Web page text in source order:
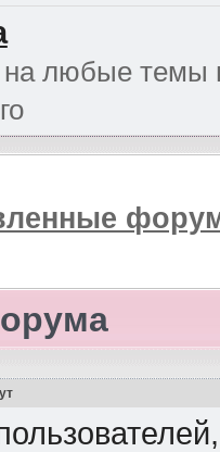
на любые темы